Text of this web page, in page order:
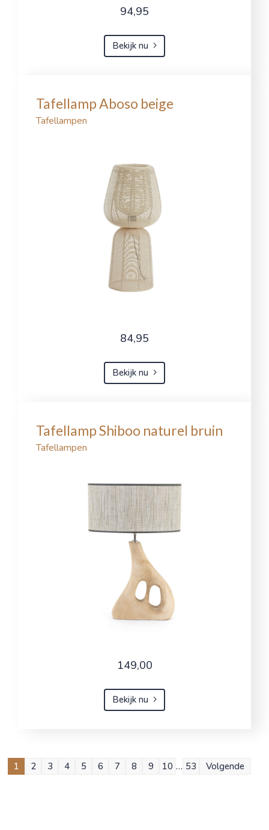
94,95
Bekijk nu
Tafellamp Aboso beige
Tafellampen
84,95
Bekijk nu
Tafellamp Shiboo naturel bruin
Tafellampen
149,00
Bekijk nu
1 2 3 4 5 6 7 8 9 10 … 53 Volgende